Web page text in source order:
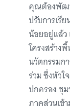
คุณต้องพัฒน
ปรับการเรี
น้อยอยู่แล้ว
โครงสร้าง
นวัตกรรมก
ร่วม ซึ่งหัว
ปกครอง ชุ
ภาคส่วนเข้